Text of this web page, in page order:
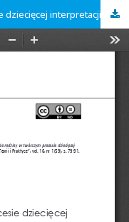
Pojęcie rodziny w twórczym procesie dziecięcej interpretacji świata